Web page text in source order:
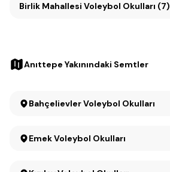
Birlik Mahallesi Voleybol Okulları (7)
Anıttepe Yakınındaki Semtler
Bahçelievler Voleybol Okulları
Emek Voleybol Okulları